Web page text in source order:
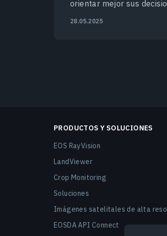
orientar mejor sus
28.05.2025
PRODUCTOS Y SOLUCIONES
EOS RayVision
LandViewer
Crop Monitoring
Soluciones
Imágenes satelitales de alta
EOSDA API Connect